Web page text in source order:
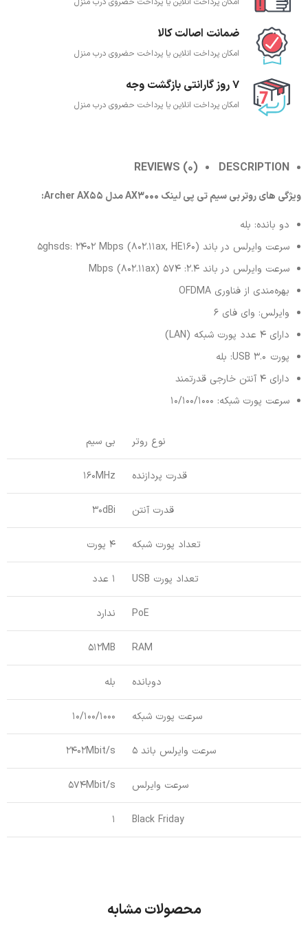
ضمانت اصالت کالا
امکان پرداخت انلاین یا پرداخت حضروی درب منزل
7 روز گارانتی بازگشت وجه
امکان پرداخت انلاین یا پرداخت حضروی درب منزل
DESCRIPTION
REVIEWS (0)
ویژگی های روتر بی سیم تی پی لینک AX3000 مدل Archer AX55:
دو بانده: بله
سرعت وایرلس در باند 5ghsds: 2402 Mbps (802.11ax, HE160)
سرعت وایرلس در باند 2.4: 574 Mbps (802.11ax)
بهره‌مندی از فناوری OFDMA
وایرلس: وای فای 6
دارای 4 عدد پورت شبکه (LAN)
پورت USB 3.0: بله
دارای 4 آنتن خارجی قدرتمند
سرعت پورت شبکه: 10/100/1000
نوع روتر بی سیم
قدرت پردازنده 160MHz
قدرت آنتن 30dBi
تعداد پورت شبکه 4 پورت
تعداد پورت USB 1 عدد
PoE ندارد
RAM
512MB
دوبانده بله
سرعت پورت شبکه 10/100/1000
سرعت وایرلس باند 5 2402Mbit/s
سرعت وایرلس 574Mbit/s
Black Friday
1
محصولات مشابه